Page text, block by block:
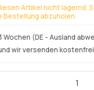
Artikel nicht lagernd.
Bestellung abzuholen.
Wochen (DE - Ausland
wir versenden